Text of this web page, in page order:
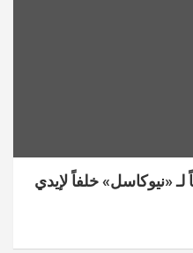
لـ «نيوكاسل» خلفاً لإيدي